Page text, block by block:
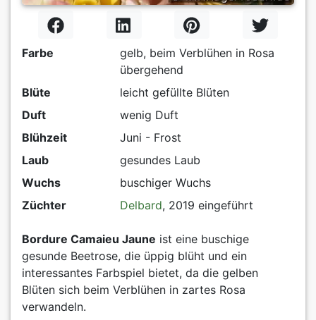
Farbe
gelb, beim Verblühen in Rosa
übergehend
Blüte
leicht gefüllte Blüten
Duft
wenig Duft
Blühzeit
Juni - Frost
Laub
gesundes Laub
Wuchs
buschiger Wuchs
Züchter
Delbard, 2019 eingeführt
Bordure Camaieu Jaune ist eine buschige
gesunde Beetrose, die üppig blüht und ein
interessantes Farbspiel bietet, da die gelben
Blüten sich beim Verblühen in zartes Rosa
verwandeln.